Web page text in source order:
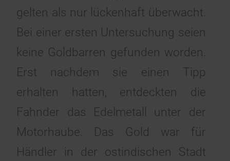
gelten als nur lückenhaft überwacht.
Bei einer ersten Untersuchung seien
keine Goldbarren gefunden worden.
Erst nachdem sie einen Tipp
erhalten hatten, entdeckten die
Fahnder das Edelmetall unter der
Motorhaube. Das Gold war für
Händler in der ostindischen Stadt